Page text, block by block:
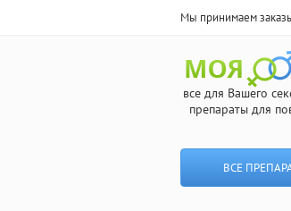
Мы принимаем
все для Вашего
препараты для
ВСЕ